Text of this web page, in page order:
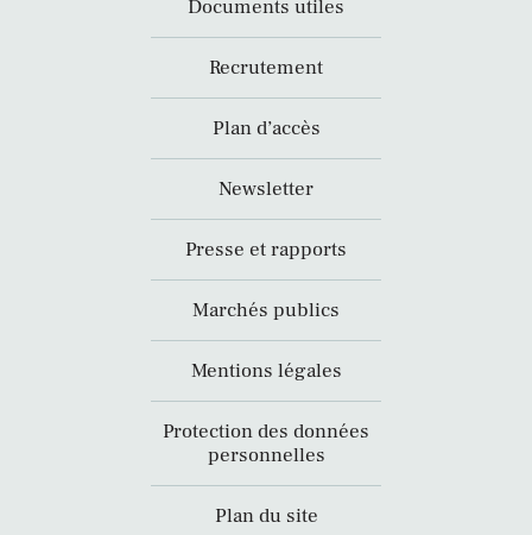
Documents utiles
Recrutement
Plan d’accès
Newsletter
Presse et rapports
Marchés publics
Mentions légales
Protection des données
personnelles
Plan du site